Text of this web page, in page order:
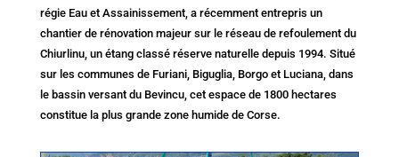
régie Eau et Assainissement, a récemment entrepris un
chantier de rénovation majeur sur le réseau de refoulement du
Chiurlinu, un étang classé réserve naturelle depuis 1994. Situé
sur les communes de Furiani, Biguglia, Borgo et Luciana, dans
le bassin versant du Bevincu, cet espace de 1800 hectares
constitue la plus grande zone humide de Corse.